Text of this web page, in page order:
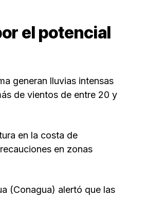
el potencial
generan lluvias intensas
de vientos de entre 20 y
en la costa de
en zonas
(Conagua) alertó que las